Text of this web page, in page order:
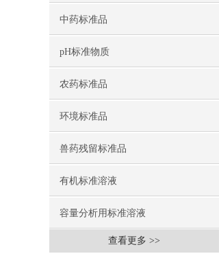
中药标准品
pH标准物质
农药标准品
环境标准品
兽药残留标准品
有机标准溶液
容量分析用标准溶液
查看更多 >>